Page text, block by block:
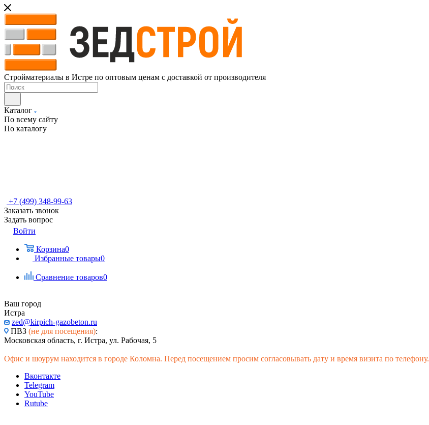
Стройматериалы в Истре по оптовым ценам с доставкой от производителя
Каталог
По всему сайту
По каталогу
+7 (499) 348-99-63
Заказать звонок
Задать вопрос
Войти
Корзина0
Избранные товары0
Сравнение товаров0
Ваш город
Истра
zed@kirpich-gazobeton.ru
ПВЗ (не для посещения):
Московская область, г. Истра, ул. Рабочая, 5
Офис и шоурум находится в городе Коломна. Перед посещением просим согласовывать дату и время визита по телефону.
Вконтакте
Telegram
YouTube
Rutube